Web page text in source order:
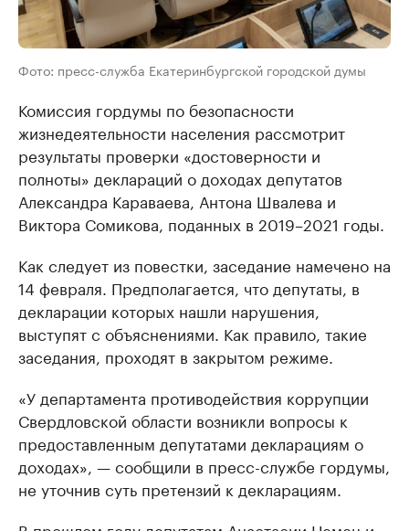
Фото: пресс-служба Екатеринбургской городской думы
Комиссия гордумы по безопасности
жизнедеятельности населения рассмотрит
результаты проверки «достоверности и
полноты» деклараций о доходах депутатов
Александра Караваева, Антона Швалева и
Виктора Сомикова, поданных в 2019–2021 годы.
Как следует из повестки, заседание намечено на
14 февраля. Предполагается, что депутаты, в
декларации которых нашли нарушения,
выступят с объяснениями. Как правило, такие
заседания, проходят в закрытом режиме.
«У департамента противодействия коррупции
Свердловской области возникли вопросы к
предоставленным депутатами декларациям о
доходах», — сообщили в пресс-службе гордумы,
не уточнив суть претензий к декларациям.